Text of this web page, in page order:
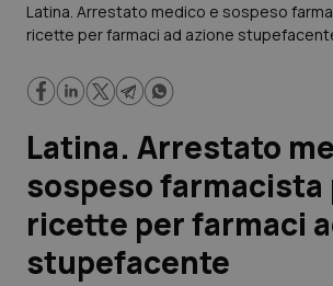
Governo e Parlamento
Regioni e Asl
Lavoro e Professioni
Scienza e Farmaci
Studi e Analisi
Latina. Arrestato medico e sospeso
ricette per farmaci ad azione
Latina. Arrestato
sospeso farmacista
ricette per farmaci
stupefacente